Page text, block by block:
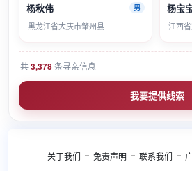
杨秋伟 男
黑龙江省大庆市肇州县
杨宝
江西
共3,378条寻亲信息
我要提供线索
关于我们 免责声明 联系我们